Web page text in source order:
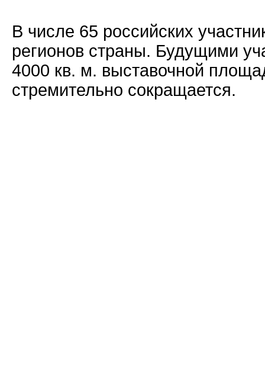
В числе 65 российских
регионов страны. Будущими
4000 кв. м. выставочной
стремительно сокращается.